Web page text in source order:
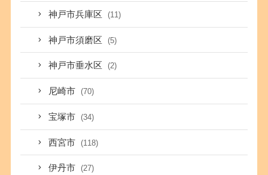
神戸市兵庫区 (11)
神戸市須磨区 (5)
神戸市垂水区 (2)
尼崎市 (70)
宝塚市 (34)
西宮市 (118)
伊丹市 (27)